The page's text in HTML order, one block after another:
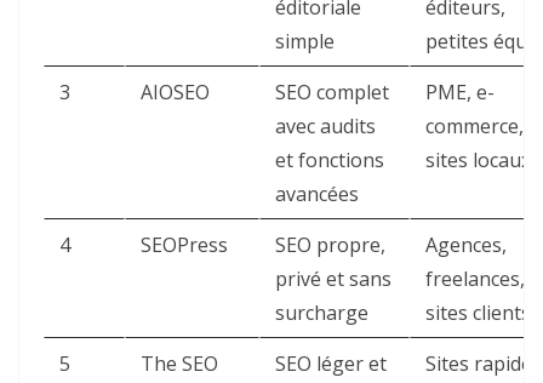
éditoriale
simple
éditeurs,
petites
3
AIOSEO
SEO complet
avec audits
et fonctions
avancées
PME, e-
commerce,
sites locaux
4 SEOPress
SEO propre,
privé et sans
surcharge
Agences,
freelances,
sites clients
5
The SEO
SEO léger et
Sites